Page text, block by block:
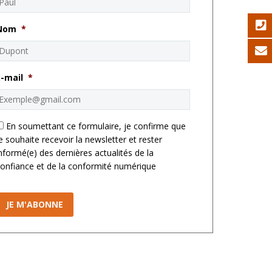
*
mail *
* En soumettant ce formulaire, je confirme que
souhaite recevoir la newsletter et rester
des dernières actualités de la
et de la conformité numérique